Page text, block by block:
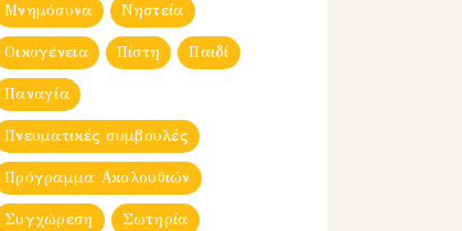
Μνημόσυνα Νηστεία
Οικογένεια Πίστη Παιδί
Παναγία
Πνευματικές συμβουλές
Πρόγραμμα Ακολουθιών
Συγχώρεση Σωτηρία